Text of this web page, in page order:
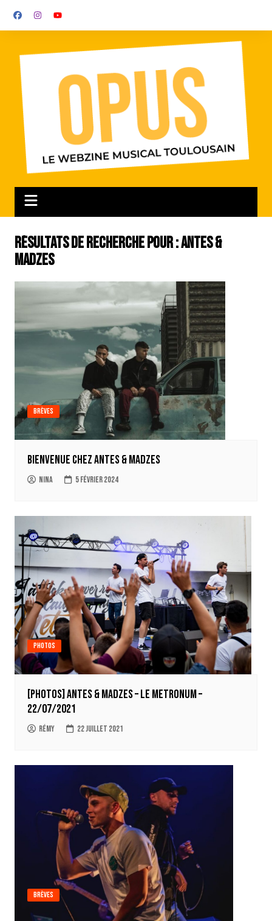
Résultats de recherche pour :Antes &
Madzes
Brèves
Bienvenue chez Antes & Madzes
Nina 5 février 2024
Photos
[Photos] Antes & Madzes – Le Metronum –
22/07/2021
Rémy 22 juillet 2021
Brèves